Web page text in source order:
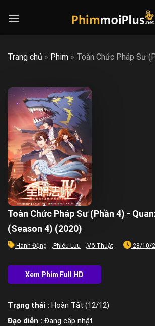
Trang chủ » Phim » Toàn Chức Pháp Sư
Toàn Chức Pháp Sư (Phần 4) -
(Season 4) (2020)
Hành Động , Phiêu Lưu ,Võ Thuật 28/10/
Trạng thái : Hoàn Tất (12/12)
Đạo diễn : Đang cập nhật